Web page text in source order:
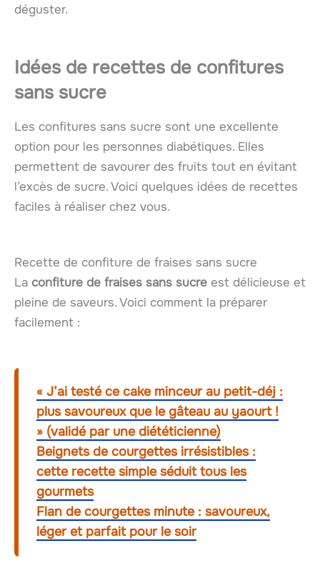
déguster.
Idées de recettes de confitures
sans sucre
Les confitures sans sucre sont une excellente
option pour les personnes diabétiques. Elles
permettent de savourer des fruits tout en évitant
l’excès de sucre. Voici quelques idées de recettes
faciles à réaliser chez vous.
Recette de confiture de fraises sans sucre
La confiture de fraises sans sucre est délicieuse et
pleine de saveurs. Voici comment la préparer
facilement :
« J’ai testé ce cake minceur au petit-déj :
plus savoureux que le gâteau au yaourt !
» (validé par une diététicienne)
Beignets de courgettes irrésistibles :
cette recette simple séduit tous les
gourmets
Flan de courgettes minute : savoureux,
léger et parfait pour le soir